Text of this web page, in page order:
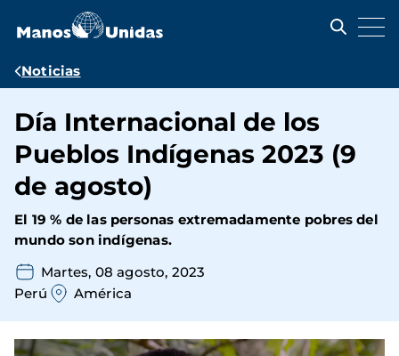
contenido
Ruta
navegación
Noticias
Día Internacional de los
Pueblos Indígenas 2023 (9
de agosto)
El 19 % de las personas extremadamente pobres del
mundo son indígenas.
Martes, 08 agosto, 2023
Perú
América